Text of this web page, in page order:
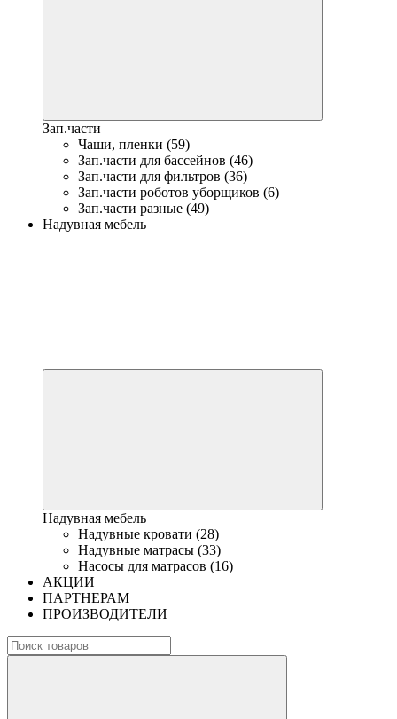
Зап.части
Чаши, пленки (59)
Зап.части для бассейнов (46)
Зап.части для фильтров (36)
Зап.части роботов уборщиков (6)
Зап.части разные (49)
Надувная мебель
Надувная мебель
Надувные кровати (28)
Надувные матрасы (33)
Насосы для матрасов (16)
АКЦИИ
ПАРТНЕРАМ
ПРОИЗВОДИТЕЛИ